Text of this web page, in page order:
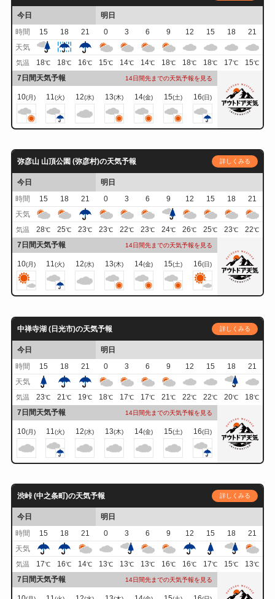
今日
明日
時間
15 18 21 0 3 6 9 12 15 18
21
天気
気温 18℃ 18℃ 16℃ 15℃ 14℃ 14℃ 18℃ 18℃ 18℃ 17℃ 15℃
7日間天気予報 14日間先までの天気予報を見る
10(月) 11(火) 12(水) 13(木) 14(金) 15(土) 16(日)
弥彦山 山頂公園 (弥彦村)の天気予報 詳しくみる
今日
明日
時間
15 18 21 0 3 6 9 12 15 18
21
天気
気温 28℃ 25℃ 23℃ 23℃ 22℃ 23℃ 24℃ 26℃ 25℃ 23℃ 22℃
7日間天気予報 14日間先までの天気予報を見る
10(月) 11(火) 12(水) 13(木) 14(金) 15(土) 16(日)
中禅寺湖 (日光市)の天気予報 詳しくみる
今日
明日
時間
15 18 21 0 3 6 9 12 15 18
21
天気
気温 23℃ 21℃ 19℃ 18℃ 17℃ 17℃ 21℃ 22℃ 22℃ 20℃ 18℃
7日間天気予報 14日間先までの天気予報を見る
10(月) 11(火) 12(水) 13(木) 14(金) 15(土) 16(日)
渋峠 (中之条町)の天気予報 詳しくみる
今日
明日
時間
15 18 21 0 3 6 9 12 15 18
21
天気
気温 17℃ 16℃ 14℃ 13℃ 13℃ 13℃ 16℃ 16℃ 17℃ 15℃ 13℃
7日間天気予報 14日間先までの天気予報を見る